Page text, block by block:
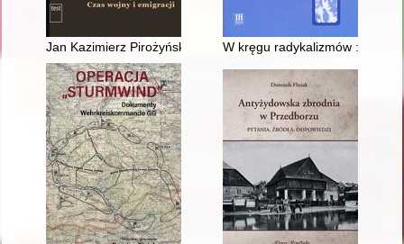
Jan Kazimierz Pirożyński : czas wojny i emigracji
W kręgu radykalizmów :